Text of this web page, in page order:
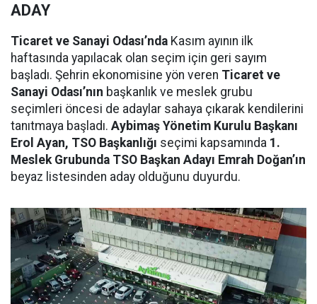
ADAY
Ticaret ve Sanayi Odası’nda Kasım ayının ilk
haftasında yapılacak olan seçim için geri sayım
başladı. Şehrin ekonomisine yön veren Ticaret ve
Sanayi Odası’nın başkanlık ve meslek grubu
seçimleri öncesi de adaylar sahaya çıkarak kendilerini
tanıtmaya başladı. Aybimaş Yönetim Kurulu Başkanı
Erol Ayan, TSO Başkanlığı seçimi kapsamında 1.
Meslek Grubunda TSO Başkan Adayı Emrah Doğan’ın
beyaz listesinden aday olduğunu duyurdu.